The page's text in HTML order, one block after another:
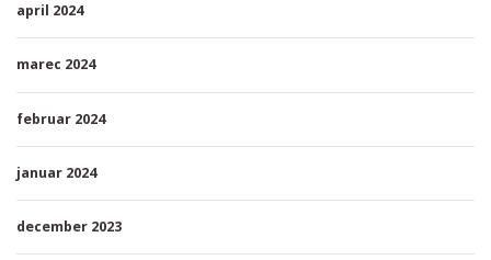
april 2024
marec 2024
februar 2024
januar 2024
december 2023